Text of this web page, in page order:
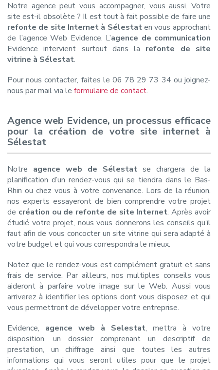
Notre agence peut vous accompagner, vous aussi. Votre
site est-il obsolète ? Il est tout à fait possible de faire une
refonte de site Internet à Sélestaten vous approchant
de l’agence Web Evidence. L’agence de communication
Evidence intervient surtout dans la refonte de site
vitrine à Sélestat.
Pour nous contacter, faites le 06 78 29 73 34 ou joignez-
nous par mail via le formulaire de contact.
Agence web Evidence, un processus efficace
pour la création de votre site internet à
Sélestat
Notre agence web de Sélestat se chargera de la
planification d’un rendez-vous qui se tiendra dans le Bas-
Rhin ou chez vous à votre convenance. Lors de la réunion,
nos experts essayeront de bien comprendre votre projet
de création ou de refonte de site Internet. Après avoir
étudié votre projet, nous vous donnerons les conseils qu’il
faut afin de vous concocter un site vitrine qui sera adapté à
votre budget et qui vous correspondra le mieux.
Notez que le rendez-vous est complément gratuit et sans
frais de service. Par ailleurs, nos multiples conseils vous
aideront à parfaire votre image sur le Web. Aussi vous
arriverez à identifier les options dont vous disposez et qui
vous permettront de développer votre entreprise.
Evidence, agence web à Selestat, mettra à votre
disposition, un dossier comprenant un descriptif de
prestation, un chiffrage ainsi que toutes les autres
informations qui vous seront utiles pour que le projet